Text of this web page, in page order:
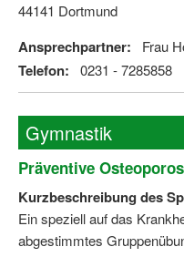
44141 Dortmund
Ansprechpartner: Frau
Telefon: 0231 - 7285858
Gymnastik
Präventive
Kurzbeschreibung des
Ein speziell auf das
abgestimmtes